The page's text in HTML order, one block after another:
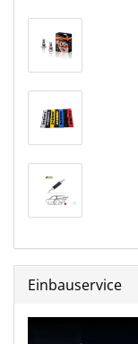
Einbauservice